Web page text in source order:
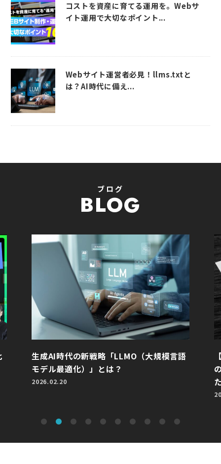
コストを資産に育てる運用を。Webサ
イト運用で大切なポイント...
Webサイト運営者必見！llms.txtと
は？AI時代に備え...
ブログ
BLOG
生成AI時代の新戦略「LLMO（大規模言語
モデル最適化）」とは？
2026.02.20